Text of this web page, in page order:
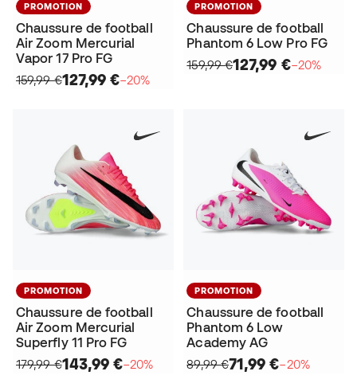
PROMOTION
Chaussure de football
Air Zoom Mercurial
Vapor 17 Pro FG
159,99 €127,99 €−20%
PROMOTION
Chaussure de football
Phantom 6 Low Pro FG
159,99 €127,99 €−20%
PROMOTION
Chaussure de football
Air Zoom Mercurial
Superfly 11 Pro FG
179,99 €143,99 €−20%
PROMOTION
Chaussure de football
Phantom 6 Low
Academy AG
89,99 €71,99 €−20%